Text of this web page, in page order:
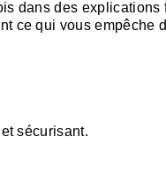
dans des explications
ce qui vous
sécurisant.